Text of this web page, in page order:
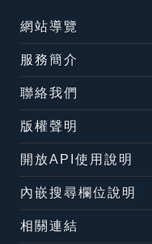
網站導覽
服務簡介
聯絡我們
版權聲明
開放API使用說明
內嵌搜尋欄位說明
相關連結